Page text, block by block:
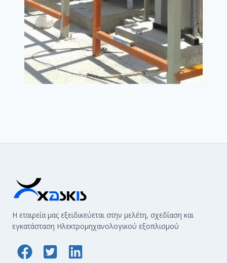
Η εταιρεία μας εξειδικεύεται στην μελέτη, σχεδίαση και
εγκατάσταση Ηλεκτρομηχανολογικού εξοπλισμού